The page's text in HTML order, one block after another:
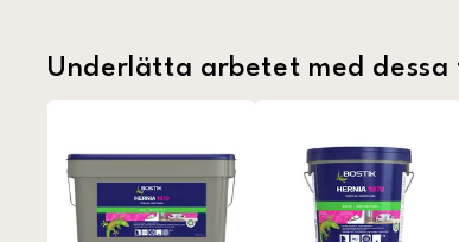
Underlätta arbetet med dessa